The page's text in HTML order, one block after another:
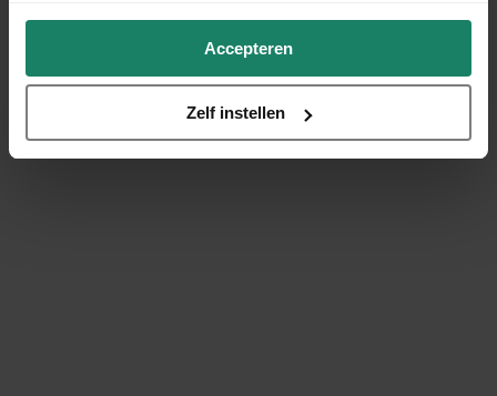
Accepteren
Zelf instellen